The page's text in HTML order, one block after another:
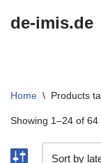
de-imis.de
Home \ Products
Showing 1–24 of 64